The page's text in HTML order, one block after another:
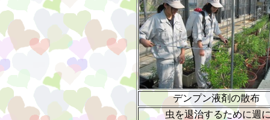
デンプン液剤の散布
虫を退治するために週